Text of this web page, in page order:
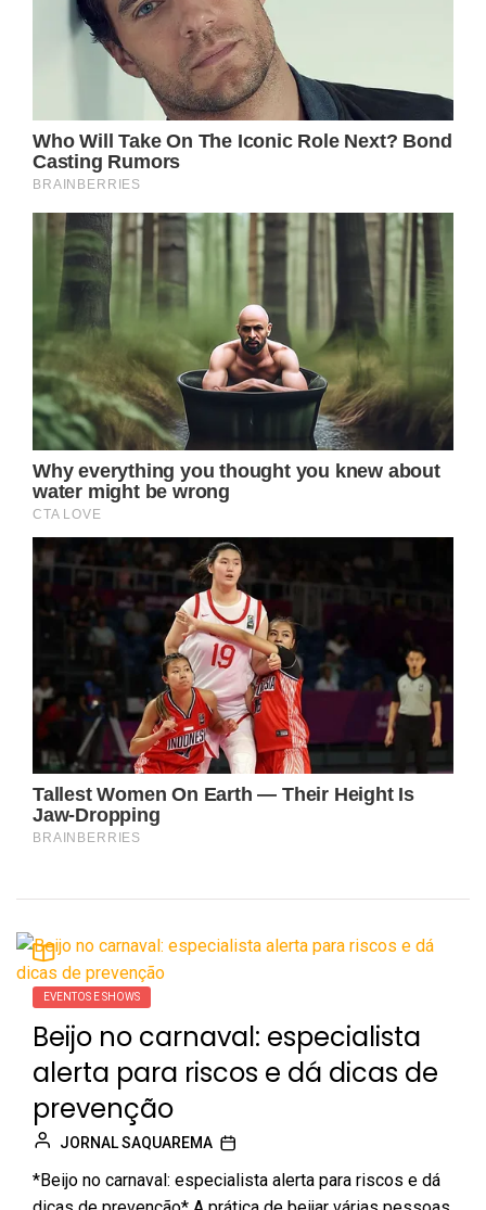
EVENTOS E SHOWS
Beijo no carnaval: especialista
alerta para riscos e dá dicas de
prevenção
JORNAL SAQUAREMA
*Beijo no carnaval: especialista alerta para riscos e dá